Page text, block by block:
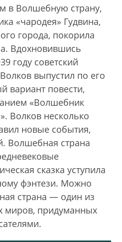
в Волшебную страну,
«чародея» Гудвина,
города, покорила
Вдохновившись
году советский
выпустил по его
вариант повести,
«Волшебник
Волков несколько
новые события,
Волшебная страна
сказка уступила
фэнтези. Можно
страна — один из
миров, придуманных